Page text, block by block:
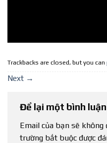
Trackbacks are closed, but you can
Next →
Để lại một bình luận
Email của bạn sẽ
trường bắt buộc được